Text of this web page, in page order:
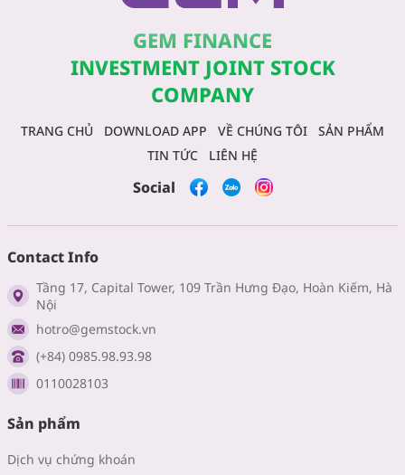
GEM FINANCE
INVESTMENT JOINT STOCK
COMPANY
TRANG CHỦ DOWNLOAD APP VỀ CHÚNG TÔI
SẢN PHẨM
TIN TỨC
LIÊN HỆ
Social
Contact Info
Tầng 17, Capital Tower, 109 Trần Hưng Đạo, Hoàn Kiếm, Hà
Nội
hotro@gemstock.vn
(+84) 0985.98.93.98
0110028103
Sản phẩm
Dịch vụ chứng khoán